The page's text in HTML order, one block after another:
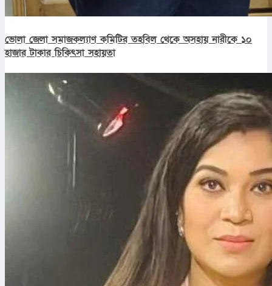
ভোলা জেলা সমাজকল্যাণ কমিটির তহবিল থেকে অসহায় নারীকে ১০
হাজার টাকার চিকিৎসা সহায়তা